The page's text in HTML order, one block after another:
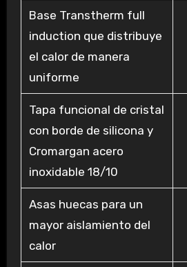
Base Transtherm full
induction que distribuye
el calor de manera
uniforme
Tapa funcional de cristal
con borde de silicona y
Cromargan acero
inoxidable 18/10
Asas huecas para un
mayor aislamiento del
calor